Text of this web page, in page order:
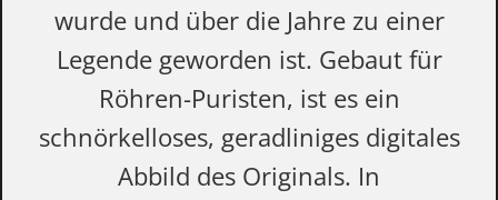
wurde und über die Jahre zu einer
Legende geworden ist. Gebaut für
Röhren-Puristen, ist es ein
schnörkelloses, geradliniges digitales
Abbild des Originals. In